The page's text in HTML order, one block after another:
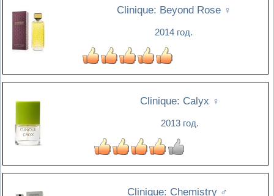
Clinique: Beyond Rose ♀
2014 год.
Clinique: Calyx ♀
2013 год.
Clinique: Chemistry ♂